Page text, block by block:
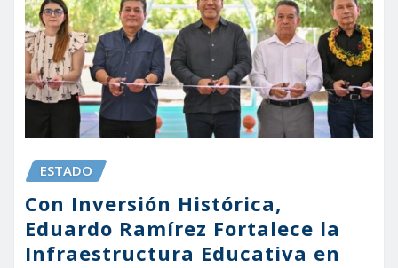
ESTADO
Con Inversión Histórica,
Eduardo Ramírez Fortalece la
Infraestructura Educativa en